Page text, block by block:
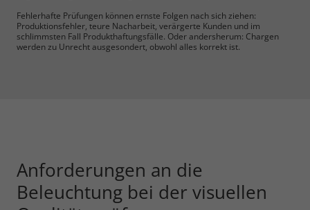
Fehlerhafte Prüfungen können ernste Folgen nach sich ziehen:
Produktionsfehler, teure Nacharbeit, verärgerte Kunden und im
schlimmsten Fall Produkthaftungsfälle. Oder andersherum: Chargen
werden zu Unrecht ausgesondert, obwohl alles korrekt ist.
Anforderungen an die
Beleuchtung bei der visuellen